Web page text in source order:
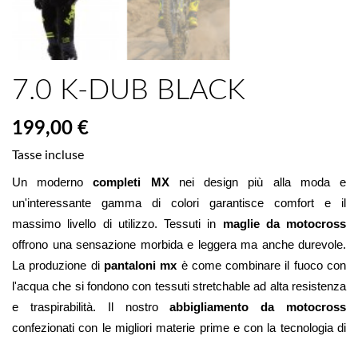
7.0 K-DUB BLACK
199,00 €
Tasse incluse
Un moderno completi MX nei design più alla moda e
un'interessante gamma di colori garantisce comfort e il
massimo livello di utilizzo. Tessuti in maglie da motocross
offrono una sensazione morbida e leggera ma anche durevole.
La produzione di pantaloni mx è come combinare il fuoco con
l'acqua che si fondono con tessuti stretchable ad alta resistenza
e traspirabilità. Il nostro abbigliamento da motocross
confezionati con le migliori materie prime e con la tecnologia di